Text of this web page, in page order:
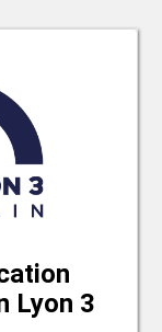
Lyon 3